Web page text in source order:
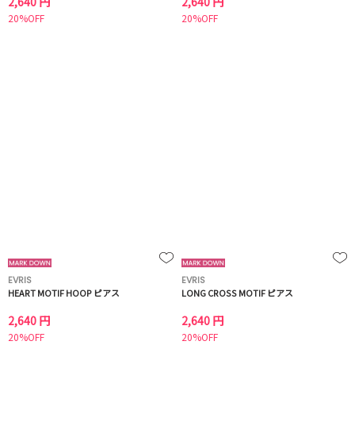
20%OFF 20%OFF
EVRIS
HEART MOTIF HOOP ピアス
2,640 円
20%OFF
EVRIS
LONG CROSS MOTIF ピアス
2,640 円
20%OFF